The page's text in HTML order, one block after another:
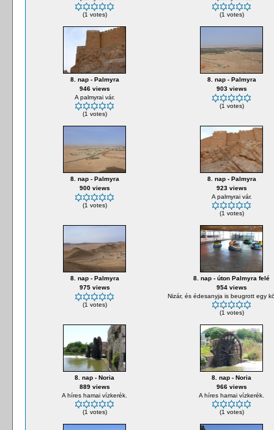
(1 votes) (1 votes)
8. nap - Palmyra
946 views
A palmyrai vár.
(1 votes)
8. nap - Palmyra
903 views
(1 votes)
8. nap - Palmyra
900 views
(1 votes)
8. nap - Palmyra
923 views
A palmyrai vár.
(1 votes)
8. nap - Palmyra
975 views
(1 votes)
8. nap - úton Palmyra felé
954 views
Nizár, és édesanyja is beugrott egy
(1 votes)
8. nap - Noria
889 views
A híres hamai vízkerék.
(1 votes)
8. nap - Noria
966 views
A híres hamai vízkerék.
(1 votes)